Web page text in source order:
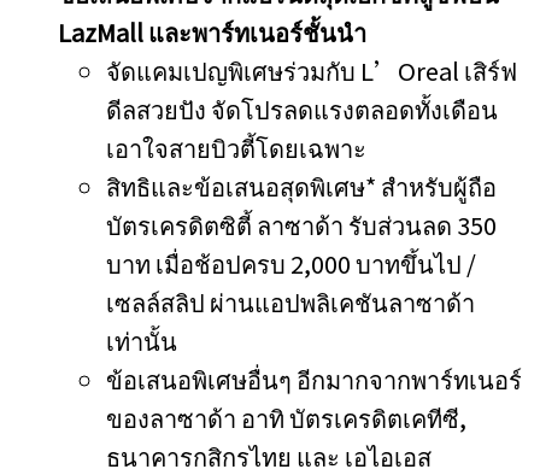
LazMallและพาร์ทเนอร์ชั้นนำ
จัดแคมเปญพิเศษร่วมกับ L’Oreal เสิร์ฟ
ดีลสวยปัง จัดโปรลดแรงตลอดทั้งเดือน
เอาใจสายบิวตี้โดยเฉพาะ
สิทธิและข้อเสนอสุดพิเศษ* สำหรับผู้ถือ
บัตรเครดิตซิตี้ ลาซาด้า รับส่วนลด 350
บาท เมื่อช้อปครบ 2,000 บาทขึ้นไป /
เซลล์สลิป ผ่านแอปพลิเคชันลาซาด้า
เท่านั้น
ข้อเสนอพิเศษอื่นๆ อีกมากจากพาร์ทเนอร์
ของลาซาด้า อาทิ บัตรเครดิตเคทีซี,
ธนาคารกสิกรไทย และ เอไอเอส